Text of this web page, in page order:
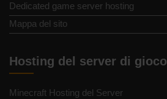
Dedicated game server hosting
Mappa del sito
Hosting del server di gioco
Minecraft Hosting del Server